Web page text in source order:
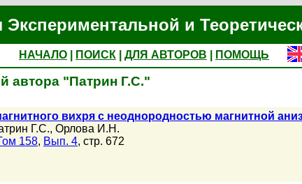
и
НАЧАЛО ПОИСК ДЛЯ АВТОРОВ
ПОМОЩЬ
автора "Патрин Г.С."
вихря с неоднородностью магнитной
Г.С., Орлова И.Н.
158, Вып. 4, стр. 672